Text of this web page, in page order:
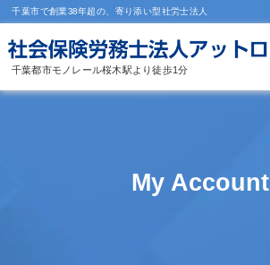
千葉市で創業38年超の、寄り添い型社労士法人
千葉都市モノレール桜木駅より徒歩1分
My Account